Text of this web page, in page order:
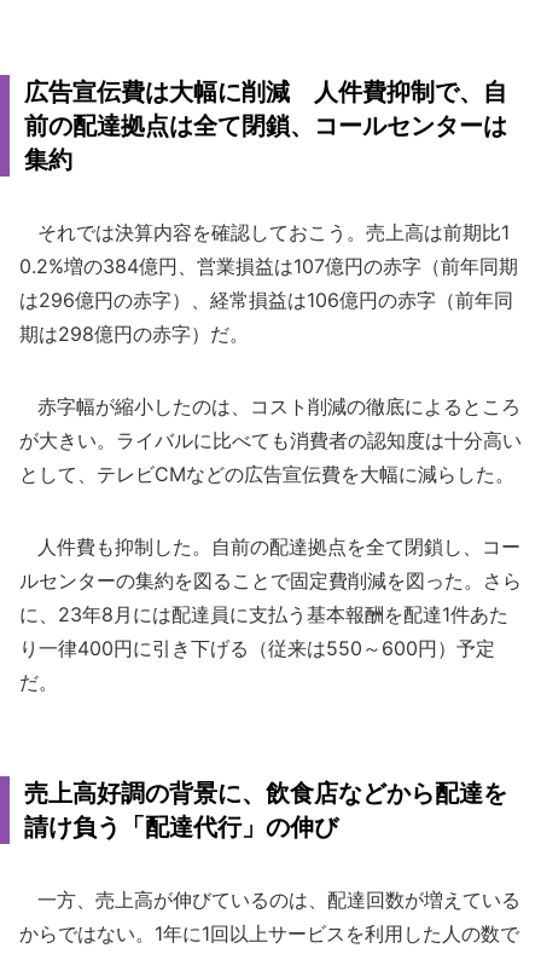
広告宣伝費は大幅に削減 人件費抑制で、自
前の配達拠点は全て閉鎖、コールセンターは
集約
それでは決算内容を確認しておこう。売上高は前期比1
0.2%増の384億円、営業損益は107億円の赤字（前年同期
は296億円の赤字）、経常損益は106億円の赤字（前年同
期は298億円の赤字）だ。
赤字幅が縮小したのは、コスト削減の徹底によるところ
が大きい。ライバルに比べても消費者の認知度は十分高い
として、テレビCMなどの広告宣伝費を大幅に減らした。
人件費も抑制した。自前の配達拠点を全て閉鎖し、コー
ルセンターの集約を図ることで固定費削減を図った。さら
に、23年8月には配達員に支払う基本報酬を配達1件あた
り一律400円に引き下げる（従来は550～600円）予定
だ。
売上高好調の背景に、飲食店などから配達を
請け負う「配達代行」の伸び
一方、売上高が伸びているのは、配達回数が増えている
からではない。1年に1回以上サービスを利用した人の数で